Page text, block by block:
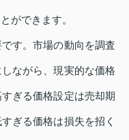
ができます。
す。市場の動向を調査
ながら、現実的な価格
ぎる価格設定は売却期
ぎる価格は損失を招く